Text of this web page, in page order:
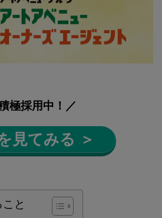
極採用中！／
見てみる ＞
と